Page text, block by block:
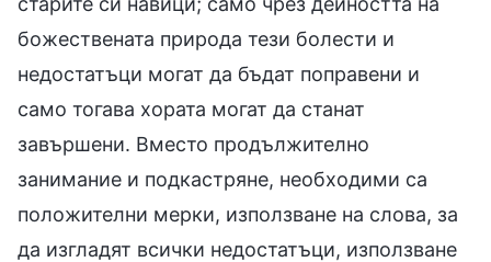
божествената природа тези болести и
недостатъци могат да бъдат поправени и
само тогава хората могат да станат
завършени. Вместо продължително
занимание и подкастряне, необходими са
положителни мерки, използване на слова, за
да изгладят всички недостатъци, използване